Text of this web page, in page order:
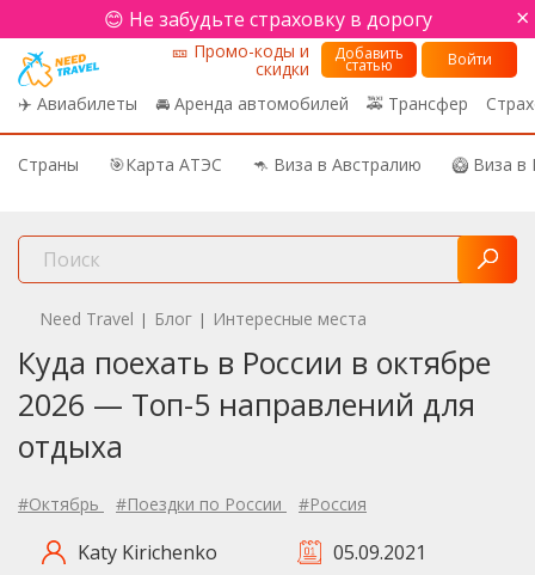
😊 Не забудьте страховку в дорогу ×
✈️ Авиабилеты 🚘 Аренда автомобилей 🚕 Трансфер
🎫 Промо-коды и
скидки
Добавить
статью Войти
Страны 🎯Карта АТЭС 🦘 Виза в Австралию 🥝 Виза
Need Travel | Блог | Интересные места
Куда поехать в России в октябре
2026 — Топ-5 направлений для
отдыха
#Октябрь #Поездки по России #Россия
Katy Kirichenko
05.09.2021